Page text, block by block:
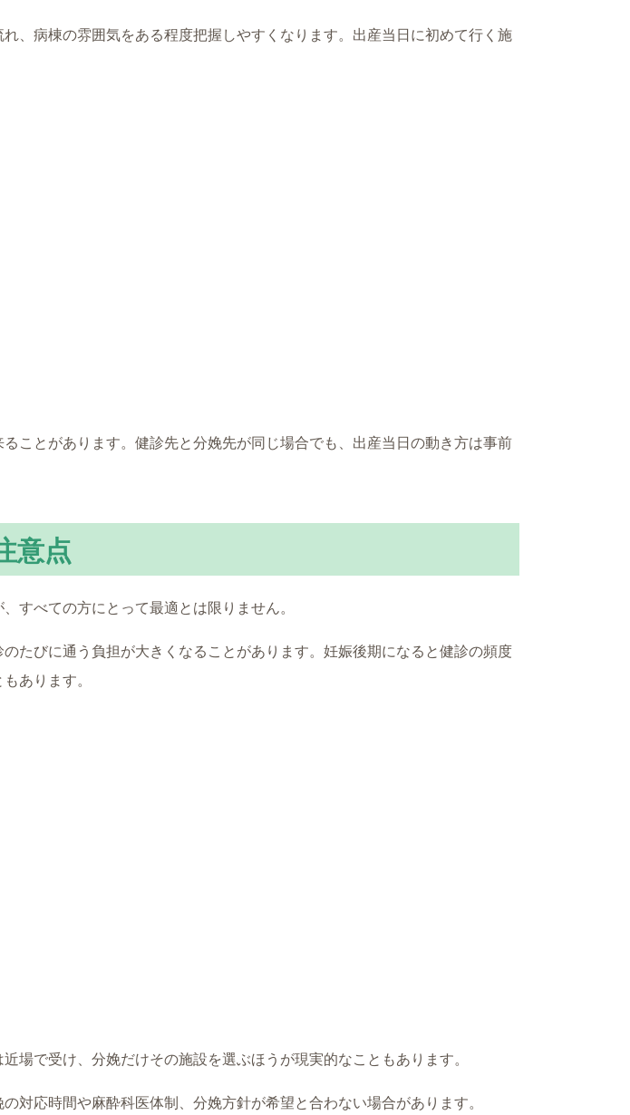
、病棟の雰囲気をある程度把握しやすくなります。出産当日に初めて行く施
ことがあります。健診先と分娩先が同じ場合でも、出産当日の動き方は事前
意点
すべての方にとって最適とは限りません。
たびに通う負担が大きくなることがあります。妊娠後期になると健診の頻度
あります。
場で受け、分娩だけその施設を選ぶほうが現実的なこともあります。
対応時間や麻酔科医体制、分娩方針が希望と合わない場合があります。